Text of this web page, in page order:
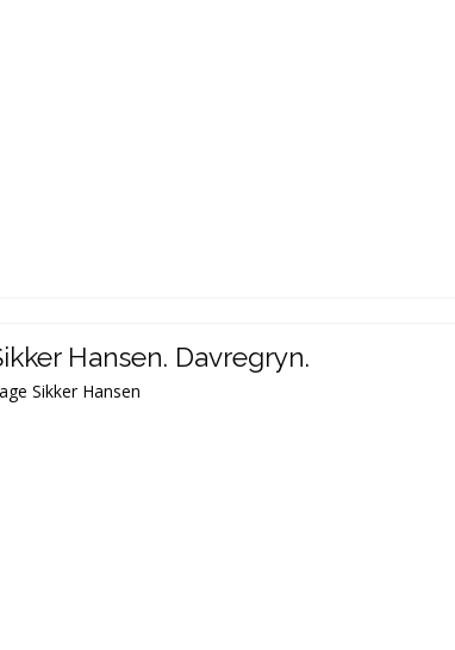
Hansen. Davregryn.
Sikker Hansen